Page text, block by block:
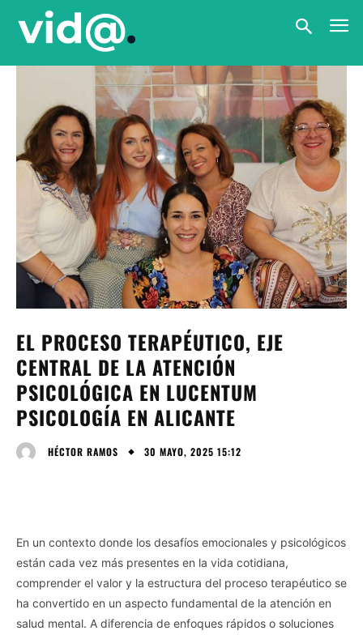
EL PROCESO TERAPÉUTICO, EJE
CENTRAL DE LA ATENCIÓN
PSICOLÓGICA EN LUCENTUM
PSICOLOGÍA EN ALICANTE
HÉCTOR RAMOS 30 MAYO, 2025 15:12
En un contexto donde los desafíos emocionales y psicológicos
están cada vez más presentes en la vida cotidiana,
comprender el valor y la estructura del proceso terapéutico se
ha convertido en un aspecto fundamental de la atención en
salud mental. A diferencia de enfoques rápidos o soluciones